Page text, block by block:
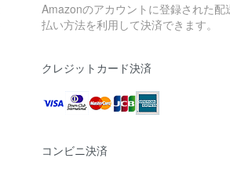
Amazonのアカウントに登録された配
払い方法を利用して決済できます。
クレジットカード決済
コンビニ決済